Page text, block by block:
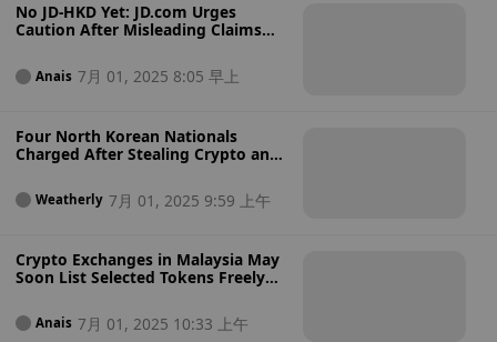
No JD-HKD Yet: JD.com Urges
Caution After Misleading Claims
Anais 7月 01, 2025 8:05 早上
Four North Korean Nationals
Charged After Stealing Crypto and
Masquerading as Legit IT Workers
Weatherly 7月 01, 2025 9:59 上午
Crypto Exchanges in Malaysia May
Soon List Selected Tokens Freely
Market Demand — But Can
Exchanges Handle the
Anais 7月 01, 2025 10:33 上午